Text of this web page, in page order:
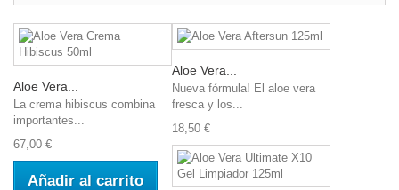
Aloe Vera...
La crema hibiscus combina
importantes...
67,00 €
Añadir al carrito
Aloe Vera...
Nueva fórmula! El aloe vera
fresca y los...
18,50 €